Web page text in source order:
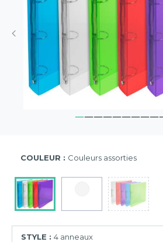
COULEUR : Couleurs assorties
STYLE : 4 anneaux